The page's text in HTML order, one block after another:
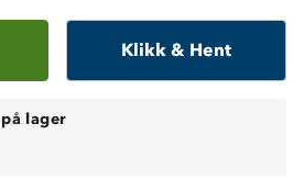
Klikk & Hent
på lager